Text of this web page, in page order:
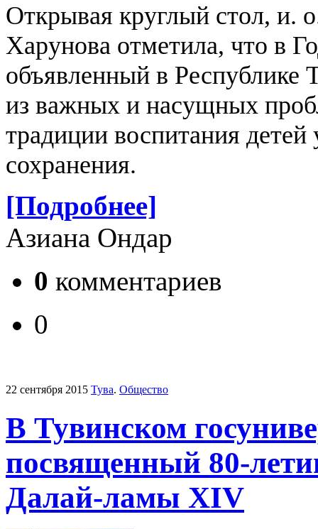
Открывая круглый стол,
Харунова отметила, что в
объявленный в Республике
из важных и насущных
традиции воспитания
сохранения.
[Подробнее]
Азиана Ондар
0 комментариев
0
22 сентября 2015 Тува. Общество
В Тувинском
посвященный 80-
Далай-ламы XIV